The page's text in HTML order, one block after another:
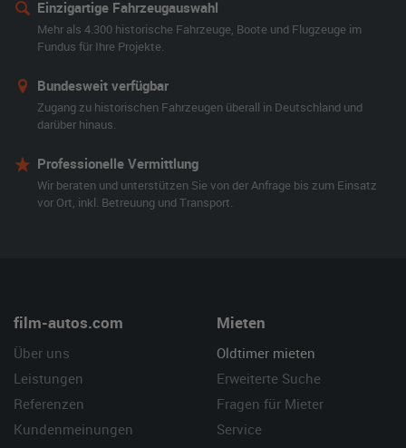
Einzigartige Fahrzeugauswahl
Mehr als 4.300 historische Fahrzeuge, Boote und Flugzeuge im
Fundus für Ihre Projekte.
Bundesweit verfügbar
Zugang zu historischen Fahrzeugen überall in Deutschland und
darüber hinaus.
Professionelle Vermittlung
Wir beraten und unterstützen Sie von der Anfrage bis zum Einsatz
vor Ort, inkl. Betreuung und Transport.
film-autos.com
Über uns
Leistungen
Referenzen
Kundenmeinungen
Mieten
Oldtimer mieten
Erweiterte Suche
Fragen für Mieter
Service